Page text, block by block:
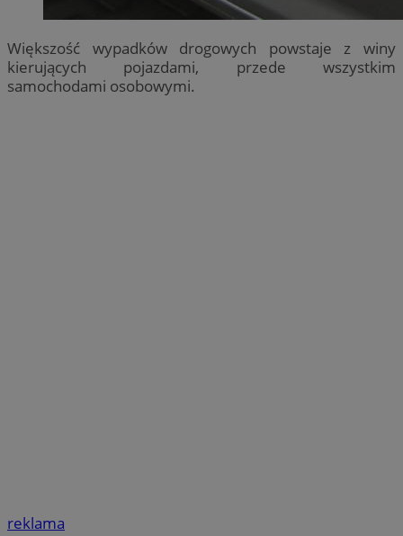
Większość wypadków drogowych powstaje z winy
kierujących pojazdami, przede wszystkim
samochodami osobowymi.
reklama